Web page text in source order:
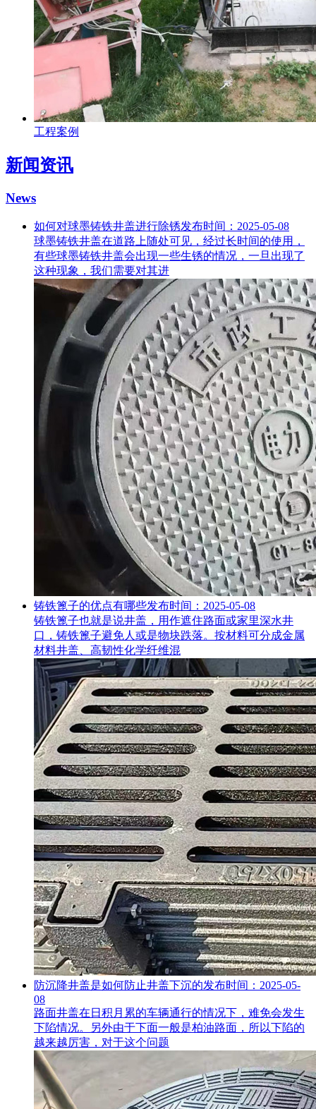
工程案例
新闻资讯
News
如何对球墨铸铁井盖进行除锈发布时间：2025-05-08
球墨铸铁井盖在道路上随处可见，经过长时间的使用，
有些球墨铸铁井盖会出现一些生锈的情况，一旦出现了
这种现象，我们需要对其进
铸铁篦子的优点有哪些发布时间：2025-05-08
铸铁篦子也就是说井盖，用作遮住路面或家里深水井
口，铸铁篦子避免人或是物块跌落。按材料可分成金属
材料井盖、高韧性化学纤维混
防沉降井盖是如何防止井盖下沉的发布时间：2025-05-
08
路面井盖在日积月累的车辆通行的情况下，难免会发生
下陷情况。另外由于下面一般是柏油路面，所以下陷的
越来越厉害，对于这个问题